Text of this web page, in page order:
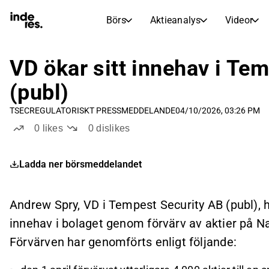
Börs Aktieanalys Videor
Börs
Morgonrapport
Kommande och tidigare utdelningar
Aktieanalys
Artiklar
inderesTV
Aktiejämförelse
VD ökar sitt innehav i
(publ)
TSECREGULATORISKT PRESSMEDDELANDE04/10/2026, 03:26 PM
0 likes 0dislikes
Ladda ner börsmeddelandet
Andrew Spry, VD i Tempest Security AB
innehav i bolaget genom förvärv av aktier på
Förvärven har genomförts enligt följande: